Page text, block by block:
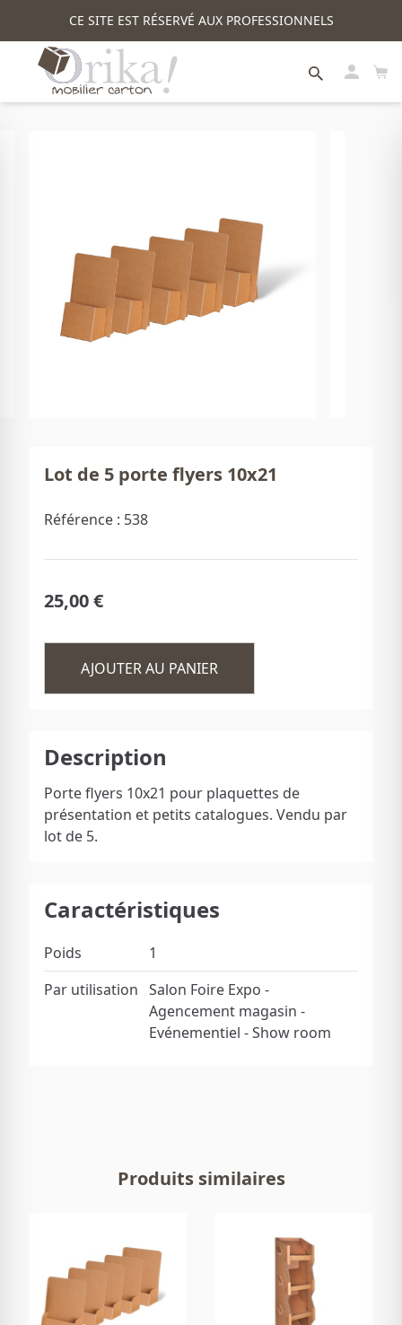
CE SITE EST RÉSERVÉ AUX PROFESSIONNELS
Lot de 5 porte flyers 10x21
Référence : 538
25,00 €
AJOUTER AU PANIER
Description
Porte flyers 10x21 pour plaquettes de
présentation et petits catalogues. Vendu par
lot de 5.
Caractéristiques
Poids
1
Par utilisation Salon Foire Expo -
Agencement magasin -
Evénementiel - Show room
Produits similaires